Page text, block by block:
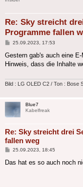
Re: Sky streicht
Programme fallen
Beitrag
25.09.2023, 17:53
Gestern gab's auch eine
Hinweis, dass die Inhalte
Bild : LG OLED C2 / Ton : Bose
Blue7
Kabelfreak
Re: Sky streicht drei
fallen weg
Beitrag
25.09.2023, 18:45
Das hat es so auch noch